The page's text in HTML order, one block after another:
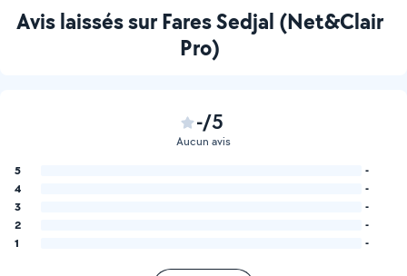
Avis laissés sur Fares Sedjal (Net&Clair
Pro)
-/5
Aucun avis
5
-
4
-
3
-
2
-
1
-